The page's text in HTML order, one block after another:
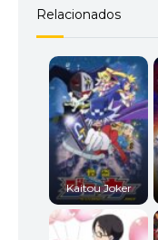
Relacionados
Kaitou Joker